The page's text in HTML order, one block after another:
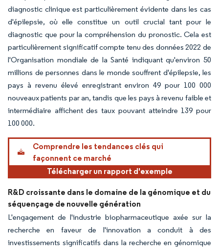
diagnostic clinique est particulièrement évidente dans les cas
d'épilepsie, où elle constitue un outil crucial tant pour le
diagnostic que pour la compréhension du pronostic. Cela est
particulièrement significatif compte tenu des données 2022 de
l'Organisation mondiale de la Santé indiquant qu'environ 50
millions de personnes dans le monde souffrent d'épilepsie, les
pays à revenu élevé enregistrant environ 49 pour 100 000
nouveaux patients par an, tandis que les pays à revenu faible et
intermédiaire affichent des taux pouvant atteindre 139 pour
100 000.
Comprendre les tendances clés qui
façonnent ce marché
Télécharger un rapport d'exemple
R&D croissante dans le domaine de la génomique et du
séquençage de nouvelle génération
L'engagement de l'industrie biopharmaceutique axée sur la
recherche en faveur de l'innovation a conduit à des
investissements significatifs dans la recherche en génomique